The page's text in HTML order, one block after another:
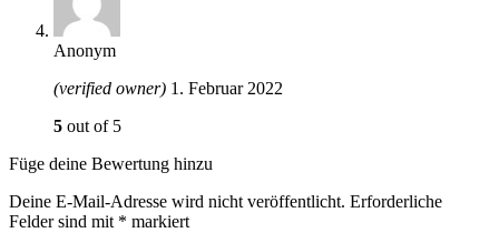
Anonym
(verified owner) 1. Februar 2022
5 out of 5
Füge deine Bewertung hinzu
Deine E-Mail-Adresse wird nicht veröffentlicht. Erforderliche
Felder sind mit * markiert